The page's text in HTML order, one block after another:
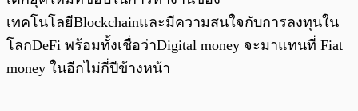
เทคโนโลยีBlockchainและมีความสนใจกับการลงทุนใน
โลกDeFi พร้อมทั้งเชื่อว่าDigital money จะมาแทนที่ Fiat
money ในอีกไม่กี่ปีข้างหน้า